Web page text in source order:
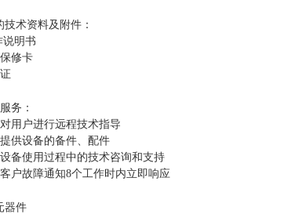
技术资料及附件：
说明书
修卡
务：
用户进行远程技术指导
供设备的备件、配件
备使用过程中的技术咨询和支持
户故障通知8个工作时内立即响应
器件